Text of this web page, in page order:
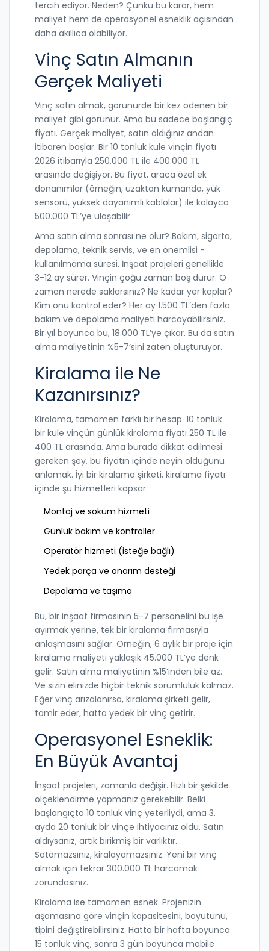
tercih ediyor. Neden? Çünkü bu karar, hem
maliyet hem de operasyonel esneklik açısından
daha akıllıca olabiliyor.
Vinç Satın Almanın
Gerçek Maliyeti
Vinç satın almak, görünürde bir kez ödenen bir
maliyet gibi görünür. Ama bu sadece başlangıç
fiyatı. Gerçek maliyet, satın aldığınız andan
itibaren başlar. Bir 10 tonluk kule vinçin fiyatı
2026 itibarıyla 250.000 TL ile 400.000 TL
arasında değişiyor. Bu fiyat, araca özel ek
donanımlar (örneğin, uzaktan kumanda, yük
sensörü, yüksek dayanımlı kablolar) ile kolayca
500.000 TL’ye ulaşabilir.
Ama satın alma sonrası ne olur? Bakım, sigorta,
depolama, teknik servis, ve en önemlisi -
kullanılmama süresi. İnşaat projeleri genellikle
3-12 ay sürer. Vinçin çoğu zaman boş durur. O
zaman nerede saklarsınız? Ne kadar yer kaplar?
Kim onu kontrol eder? Her ay 1.500 TL’den fazla
bakım ve depolama maliyeti harcayabilirsiniz.
Bir yıl boyunca bu, 18.000 TL’ye çıkar. Bu da satın
alma maliyetinin %5-7’sini zaten oluşturuyor.
Kiralama ile Ne
Kazanırsınız?
Kiralama, tamamen farklı bir hesap. 10 tonluk
bir kule vinçün günlük kiralama fiyatı 250 TL ile
400 TL arasında. Ama burada dikkat edilmesi
gereken şey, bu fiyatın içinde neyin olduğunu
anlamak. İyi bir kiralama şirketi, kiralama fiyatı
içinde şu hizmetleri kapsar:
Montaj ve söküm hizmeti
Günlük bakım ve kontroller
Operatör hizmeti (isteğe bağlı)
Yedek parça ve onarım desteği
Depolama ve taşıma
Bu, bir inşaat firmasının 5-7 personelini bu işe
ayırmak yerine, tek bir kiralama firmasıyla
anlaşmasını sağlar. Örneğin, 6 aylık bir proje için
kiralama maliyeti yaklaşık 45.000 TL’ye denk
gelir. Satın alma maliyetinin %15’inden bile az.
Ve sizin elinizde hiçbir teknik sorumluluk kalmaz.
Eğer vinç arızalanırsa, kiralama şirketi gelir,
tamir eder, hatta yedek bir vinç getirir.
Operasyonel Esneklik:
En Büyük Avantaj
İnşaat projeleri, zamanla değişir. Hızlı bir şekilde
ölçeklendirme yapmanız gerekebilir. Belki
başlangıçta 10 tonluk vinç yeterliydi, ama 3.
ayda 20 tonluk bir vinçe ihtiyacınız oldu. Satın
aldıysanız, artık birikmiş bir varlıktır.
Satamazsınız, kiralayamazsınız. Yeni bir vinç
almak için tekrar 300.000 TL harcamak
zorundasınız.
Kiralama ise tamamen esnek. Projenizin
aşamasına göre vinçin kapasitesini, boyutunu,
tipini değiştirebilirsiniz. Hatta bir hafta boyunca
15 tonluk vinç, sonra 3 gün boyunca mobile